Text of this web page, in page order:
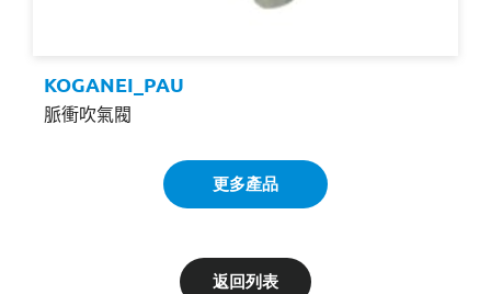
KOGANEI_PAU
脈衝吹氣閥
更多產品
返回列表